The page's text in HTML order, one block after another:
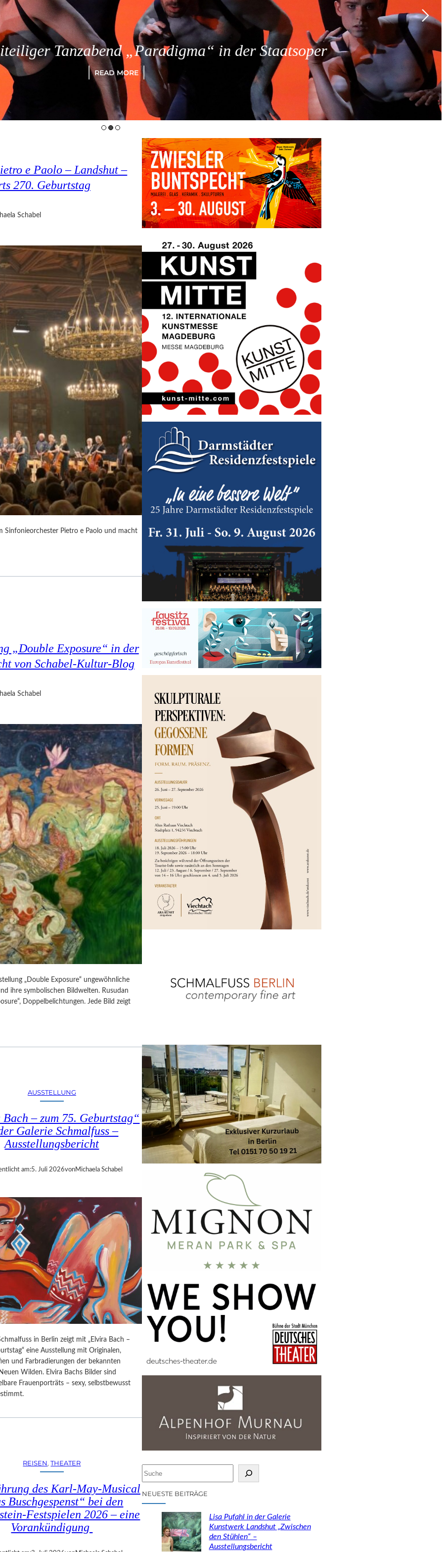
Tanzabend „Paradigma“ in der Staatsoper
READ MORE
e Paolo – Landshut –
270. Geburtstag
Schabel
Sinfonieorchester Pietro e Paolo und macht
„Double Exposure“ in der
von Schabel-Kultur-Blog
Schabel
„Double Exposure“ ungewöhnliche
ihre symbolischen Bildwelten. Rusudan
Doppelbelichtungen. Jede Bild zeigt
AUSSTELLUNG
– zum 75. Geburtstag“
Galerie Schmalfuss –
Ausstellungsbericht
am:5. Juli 2026vonMichaela Schabel
in Berlin zeigt mit „Elvira Bach –
eine Ausstellung mit Originalen,
und Farbradierungen der bekannten
Wilden. Elvira Bachs Bilder sind
Frauenporträts – sexy, selbstbewusst
REISEN, THEATER
des Karl-May-Musical
Buschgespenst“ bei den
Festspielen 2026 – eine
Vorankündigung
S
u
c
h
NEUESTE BEITRÄGE
Lisa Pufahl in der Galerie
Kunstwerk Landshut „Zwischen
den Stühlen“ –
Ausstellungsbericht